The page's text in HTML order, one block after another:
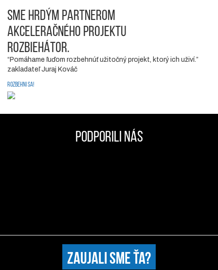
SME HRDÝM PARTNEROM
AKCELERAČNÉHO PROJEKTU
ROZBIEHÁTOR.
“Pomáhame ľuďom rozbehnúť užitočný projekt, ktorý ich uživí.”
zakladateľ Juraj Kováč
ROZBEHNI SA!
PODPORILI NÁS
ZAUJALI SME ŤA?